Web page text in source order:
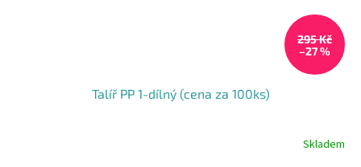
295 Kč
–27 %
Talíř PP 1-dílný (cena za 100ks)
Skladem